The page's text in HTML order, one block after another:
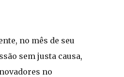
no mês de seu
sem justa causa,
no